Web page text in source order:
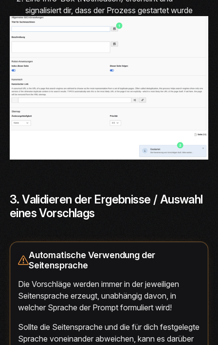
signalisiert dir, dass der Prozess gestartet wurde
3. Validieren der Ergebnisse / Auswahl
eines Vorschlags
Automatische Verwendung der
Seitensprache
Die Vorschläge werden immer in der jeweiligen
Seitensprache erzeugt, unabhängig davon, in
welcher Sprache der Prompt formuliert wird!
Sollte die Seitensprache und die für dich festgelegte
Sprache voneinander abweichen, kann es darüber